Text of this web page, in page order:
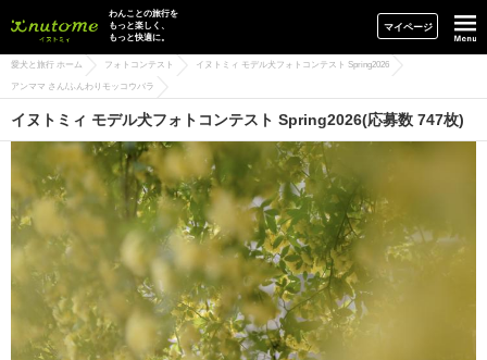
イヌトミィ
わんことの旅行を
もっと楽しく、
もっと快適に。
マイページ
愛犬と旅行 ホーム フォトコンテスト イヌトミィ モデル犬フォトコンテスト Spring2026
アンママ さん/ふんわりモッコウバラ
イヌトミィ モデル犬フォトコンテスト Spring2026(応募数 747枚)